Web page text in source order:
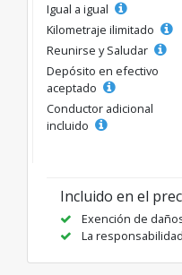
Igual a igual
Kilometraje ilimitado
Reunirse y Saludar
Depósito en efectivo
aceptado
Conductor adicional
incluido
Incluido en el
Exención de
La